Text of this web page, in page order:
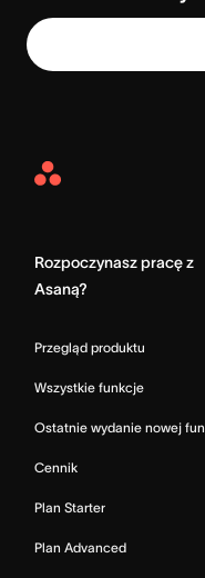
Asana
Rozpoczynasz pracę z
Asaną?
Przegląd produktu
Wszystkie funkcje
Ostatnie wydanie nowej
Cennik
Plan Starter
Plan Advanced